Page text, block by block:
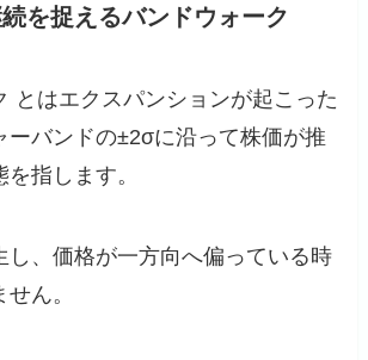
を捉えるバンドウォーク
とはエクスパンションが起こった
ーバンドの±2σに沿って株価が推
指します。
し、価格が一方向へ偏っている時
ん。